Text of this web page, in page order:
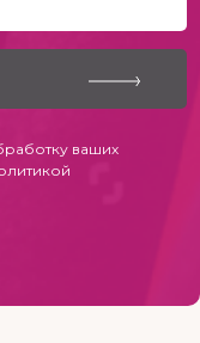
ваших